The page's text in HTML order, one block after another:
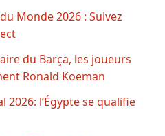
Monde 2026 : Suivez
du Barça, les joueurs
Ronald Koeman
l’Égypte se qualifie